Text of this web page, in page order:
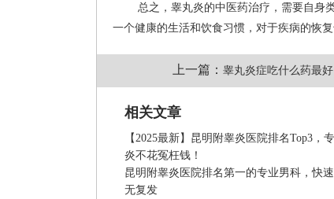
总之，睾丸炎的中医药治疗，需要自身
一个健康的生活和饮食习惯，对于疾病的恢复
上一篇： 睾丸炎症吃什么药最好
相关文章
【2025最新】昆明附睾炎医院排名Top3，
炎不花冤枉钱！
昆明附睾炎医院排名第一的专业男科，快
无复发